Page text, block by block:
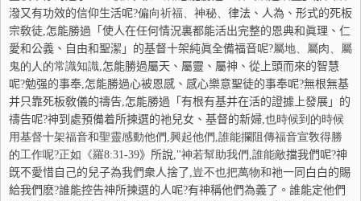
潑又有功效的信仰生活呢?偏向祈福、神秘、 律法 、人為、形式的死板
宗敎徒,怎能勝過「使人在任何情況裏都能活出完整的恩典和眞理、仁
愛和公義、自由和聖潔」的基督十架純眞全備福音呢?屬地、屬肉、屬
鬼的人的常識知識,怎能勝過屬天、屬靈、屬神、從上頭而來的智慧
呢?勉强的事奉,怎能勝過心被恩感、感心樂意聖徒的事奉呢?無根無基
并只靠死板敎儀的禱告,怎能勝過「有根有基并在活的證據上發展」的
禱告呢?神到處預備着所揀選的祂兒女、基督的新婦,也時候到的時候
用基督十架福音和聖靈感動他們,興起他們,誰能攔阻傳福音宣敎得勝
的工作呢?正如《羅8:31-39》所說,"神若幫助我們,誰能敵擋我們呢?神
旣不愛惜自己的兒子為我們衆人捨了 ,豈不也把萬物和祂一同白白的賜
給我們麽?誰能控告神所揀選的人呢?有神稱他們為義了。誰能定他們